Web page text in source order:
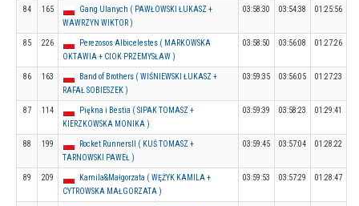
84 165
Gang Ulanych ( PAWŁOWSKI ŁUKASZ +
WAWRZYN WIKTOR )
03:58:30 03:54:38 01:25:56
85 226
Perezosos Albicelestes ( MARKOWSKA
OKTAWIA + CIOK PRZEMYSŁAW )
03:58:50 03:56:08 01:27:26
86 163
Band of Brothers ( WIŚNIEWSKI ŁUKASZ +
RAFAŁ SOBIESZEK )
03:59:35 03:56:05 01:27:23
87 114
Piękna i Bestia ( SIPAK TOMASZ +
KIERZKOWSKA MONIKA )
03:59:39 03:58:23 01:29:41
88 199
Rocket RunnersII ( KUŚ TOMASZ +
TARNOWSKI PAWEŁ )
03:59:45 03:57:04 01:28:22
89 209
Kamila&Małgorzata ( WĘŻYK KAMILA +
CYTROWSKA MAŁGORZATA )
03:59:53 03:57:29 01:28:47